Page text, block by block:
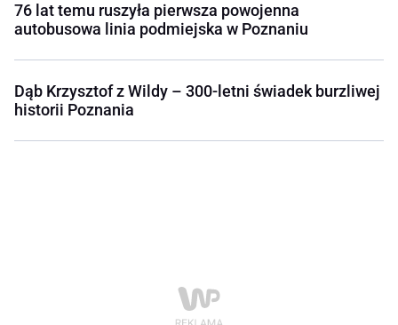
76 lat temu ruszyła pierwsza powojenna
autobusowa linia podmiejska w Poznaniu
Dąb Krzysztof z Wildy – 300-letni świadek burzliwej
historii Poznania